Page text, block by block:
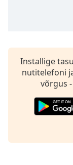
Playback
Chapters
Chapters
Descriptions
off,
Installige
nutitelefoni
võrgus